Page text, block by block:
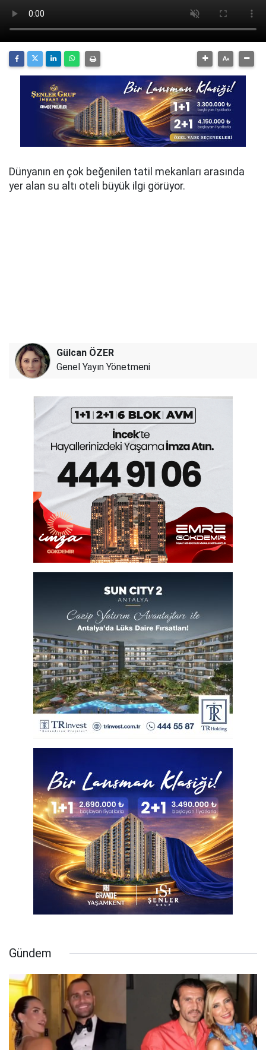
Dünyanın en çok beğenilen tatil mekanları arasında
yer alan su altı oteli büyük ilgi görüyor.
Gülcan ÖZER
Genel Yayın Yönetmeni
Gündem